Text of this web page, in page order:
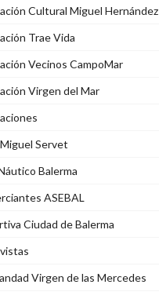
Cultural Miguel Hernández
Trae Vida
Vecinos CampoMar
Virgen del Mar
Servet
Balerma
ASEBAL
Ciudad de Balerma
Virgen de las Mercedes